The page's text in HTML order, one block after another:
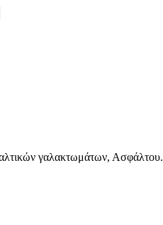
γαλακτωμάτων, Ασφάλτου.